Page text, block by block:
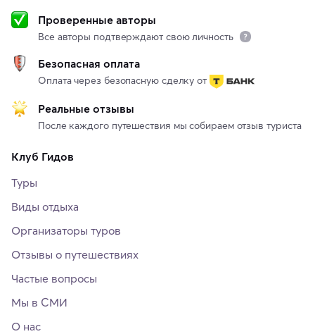
Проверенные авторы
Все авторы подтверждают свою личность
Безопасная оплата
Оплата через безопасную сделку от
Реальные отзывы
После каждого путешествия мы собираем отзыв туриста
Клуб Гидов
Туры
Виды отдыха
Организаторы туров
Отзывы о путешествиях
Частые вопросы
Мы в СМИ
О нас